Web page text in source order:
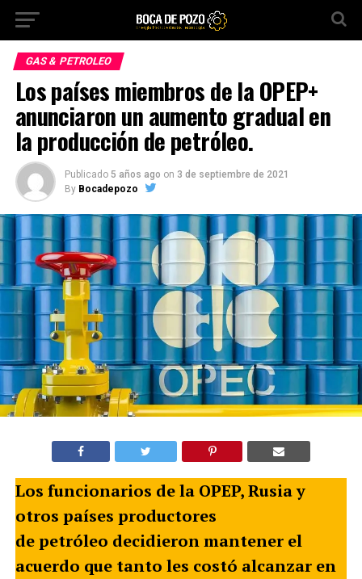
GAS & PETROLEO
Los países miembros de la OPEP+
anunciaron un aumento gradual en
la producción de petróleo.
Publicado 5 años ago on 3 de septiembre de 2021
By Bocadepozo
Los funcionarios de la OPEP, Rusia y
otros países productores
de petróleo decidieron mantener el
acuerdo que tanto les costó alcanzar en